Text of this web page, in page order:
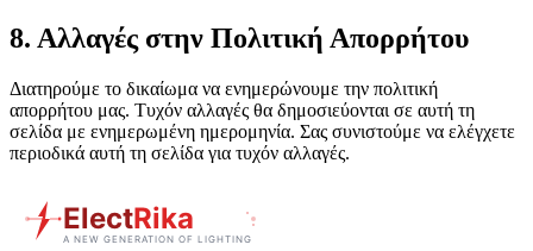
8. Αλλαγές στην Πολιτική Απορρήτου
Διατηρούμε το δικαίωμα να ενημερώνουμε την πολιτική
απορρήτου μας. Τυχόν αλλαγές θα δημοσιεύονται σε αυτή τη
σελίδα με ενημερωμένη ημερομηνία. Σας συνιστούμε να ελέγχετε
περιοδικά αυτή τη σελίδα για τυχόν αλλαγές.